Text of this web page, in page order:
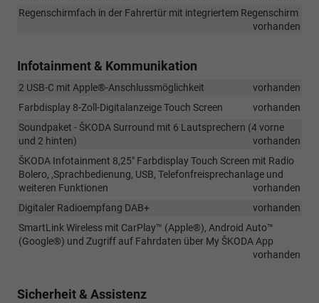
Regenschirmfach in der Fahrertür mit integriertem Regenschirm
vorhanden
Infotainment & Kommunikation
2 USB-C mit Apple®-Anschlussmöglichkeit
vorhanden
Farbdisplay 8-Zoll-Digitalanzeige Touch Screen
vorhanden
Soundpaket - ŠKODA Surround mit 6 Lautsprechern (4 vorne
und 2 hinten)
vorhanden
ŠKODA Infotainment 8,25" Farbdisplay Touch Screen mit Radio
Bolero, ,Sprachbedienung, USB, Telefonfreisprechanlage und
weiteren Funktionen
vorhanden
Digitaler Radioempfang DAB+
vorhanden
SmartLink Wireless mit CarPlay™ (Apple®), Android Auto™
(Google®) und Zugriff auf Fahrdaten über My ŠKODA App
vorhanden
Sicherheit & Assistenz